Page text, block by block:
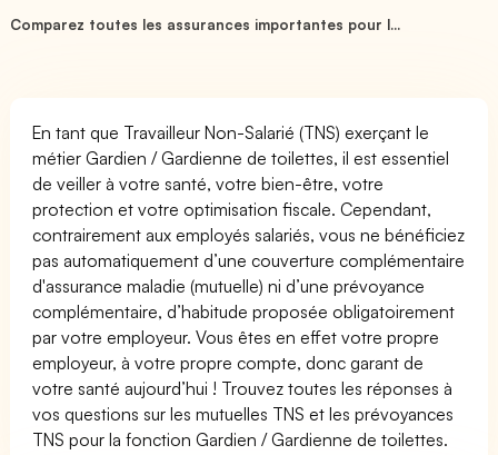
Comparez toutes les assurances importantes pour l...
En tant que Travailleur Non-Salarié (TNS) exerçant le
métier Gardien / Gardienne de toilettes, il est essentiel
de veiller à votre santé, votre bien-être, votre
protection et votre optimisation fiscale. Cependant,
contrairement aux employés salariés, vous ne bénéficiez
pas automatiquement d’une couverture complémentaire
d'assurance maladie (mutuelle) ni d’une prévoyance
complémentaire, d’habitude proposée obligatoirement
par votre employeur. Vous êtes en effet votre propre
employeur, à votre propre compte, donc garant de
votre santé aujourd’hui ! Trouvez toutes les réponses à
vos questions sur les mutuelles TNS et les prévoyances
TNS pour la fonction Gardien / Gardienne de toilettes.